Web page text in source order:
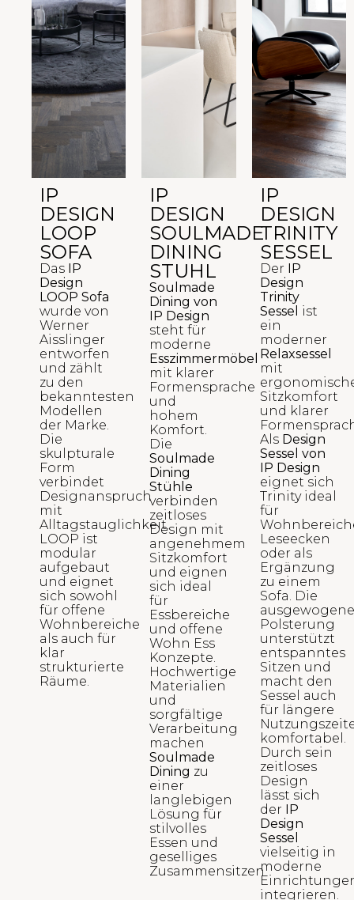
IP
DESIGN
LOOP
SOFA
Das IP
Design
LOOP Sofa
wurde von
Werner
Aisslinger
entworfen
und zählt
zu den
bekanntesten
Modellen
der Marke.
Die
skulpturale
Form
verbindet
Designanspruch
mit
Alltagstauglichkeit.
LOOP ist
modular
aufgebaut
und eignet
sich sowohl
für offene
Wohnbereiche
als auch für
klar
strukturierte
Räume.
IP
DESIGN
SOULMADE
DINING
STUHL
Soulmade
Dining von
IP Design
steht für
moderne
Esszimmermöbel
mit klarer
Formensprache
und
hohem
Komfort.
Die
Soulmade
Dining
Stühle
verbinden
zeitloses
Design mit
angenehmem
Sitzkomfort
und eignen
sich ideal
für
Essbereiche
und offene
Wohn Ess
Konzepte.
Hochwertige
Materialien
und
sorgfältige
Verarbeitung
machen
Soulmade
Dining zu
einer
langlebigen
Lösung für
stilvolles
Essen und
geselliges
Zusammensitzen
IP
DESIGN
TRINITY
SESSEL
Der IP
Design
Trinity
Sessel ist
ein
moderner
Relaxsessel
mit
Sitzkomfort
und klarer
Als Design
Sessel von
IP Design
eignet sich
Trinity ideal
für
Leseecken
oder als
Ergänzung
zu einem
Sofa. Die
ausgewogene
Polsterung
unterstützt
entspanntes
Sitzen und
macht den
Sessel auch
für längere
komfortabel.
Durch sein
zeitloses
Design
lässt sich
der IP
Design
Sessel
vielseitig in
moderne
integrieren.